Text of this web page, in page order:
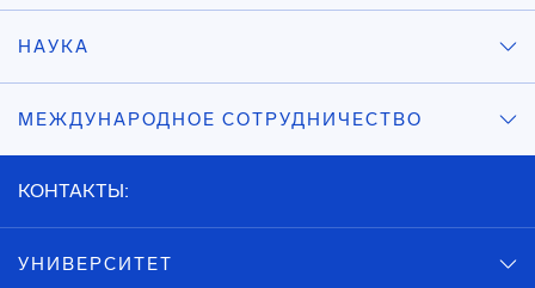
НАУКА
МЕЖДУНАРОДНОЕ СОТРУДНИЧЕСТВО
КОНТАКТЫ:
УНИВЕРСИТЕТ